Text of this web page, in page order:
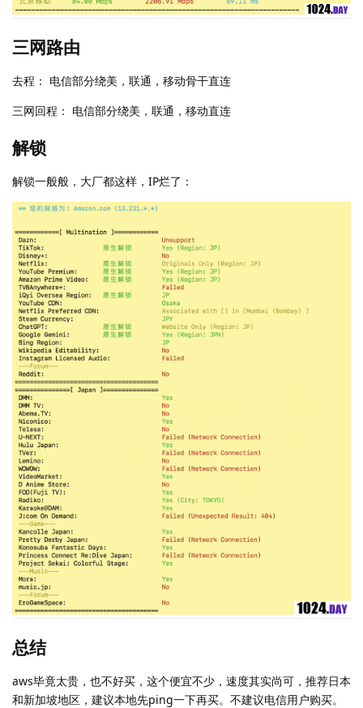
三网路由
去程： 电信部分绕美，联通，移动骨干直连
三网回程： 电信部分绕美，联通，移动直连
解锁
解锁一般般，大厂都这样，IP烂了：
总结
aws毕竟太贵，也不好买，这个便宜不少，速度其实尚可，推荐日本
和新加坡地区，建议本地先ping一下再买。不建议电信用户购买。